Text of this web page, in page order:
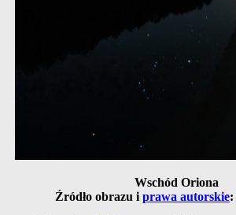
Wschód Oriona
Źródło obrazu i prawa autorskie: